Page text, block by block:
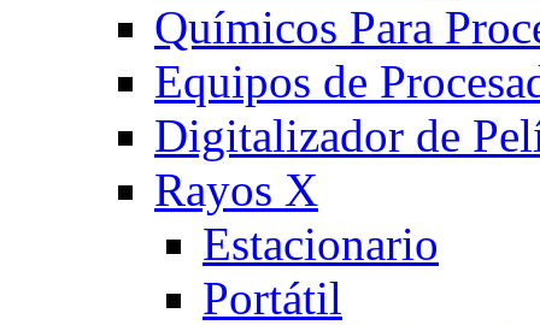
Químicos Para
Equipos de
Digitalizador de
Rayos X
Estacionario
Portátil